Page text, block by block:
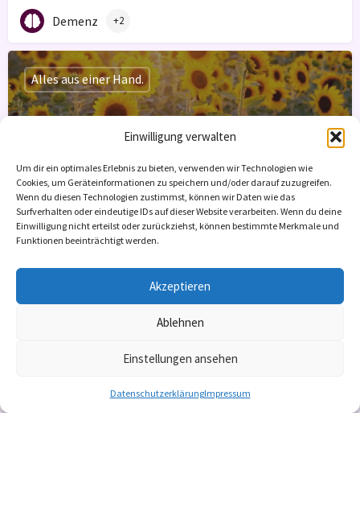
Einwilligung verwalten
Um dir ein optimales Erlebnis zu bieten, verwenden wir Technologien wie
Cookies, um Geräteinformationen zu speichern und/oder darauf zuzugreifen.
Wenn du diesen Technologien zustimmst, können wir Daten wie das
Surfverhalten oder eindeutige IDs auf dieser Website verarbeiten. Wenn du deine
Einwilligung nicht erteilst oder zurückziehst, können bestimmte Merkmale und
Funktionen beeinträchtigt werden.
Akzeptieren
Ablehnen
Einstellungen ansehen
DatenschutzerklärungImpressum
Demenz +2
Ambulanter Pflegedienst Martina
Baltz GmbH - Bereich ambulant
Wolgast
Freie Kapazitäten: 5
Alles aus einer Hand.
Demenz +2